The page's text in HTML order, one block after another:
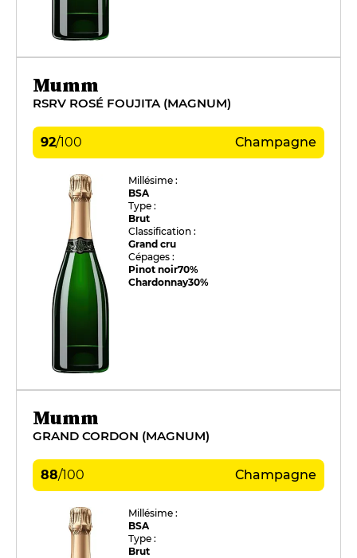
Mumm
RSRV ROSÉ FOUJITA (MAGNUM)
92/100 Champagne
Millésime :
BSA
Type :
Brut
Classification :
Grand cru
Cépages :
Pinot noir70%
Chardonnay30%
Mumm
GRAND CORDON (MAGNUM)
88/100 Champagne
Millésime :
BSA
Type :
Brut